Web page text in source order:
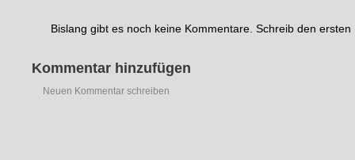
Bislang gibt es noch keine Kommentare. Schreib den ersten
Kommentar hinzufügen
Neuen Kommentar schreiben